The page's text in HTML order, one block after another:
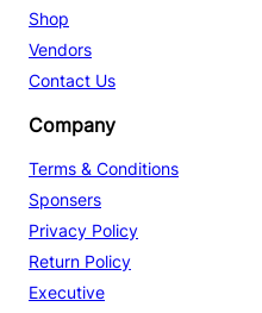
Shop
Vendors
Contact Us
Company
Terms & Conditions
Sponsers
Privacy Policy
Return Policy
Executive